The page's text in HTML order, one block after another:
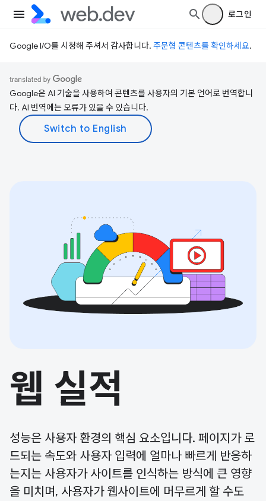
로그인
Google I/O를 시청해 주셔서 감사합니다. 주문형 콘텐츠를 확인하세요.
Google은 AI 기술을 사용하여 콘텐츠를 사용자의 기본 언어로 번역합니
다. AI 번역에는 오류가 있을 수 있습니다.
웹 실적
성능은 사용자 환경의 핵심 요소입니다. 페이지가 로
드되는 속도와 사용자 입력에 얼마나 빠르게 반응하
는지는 사용자가 사이트를 인식하는 방식에 큰 영향
을 미치며, 사용자가 웹사이트에 머무르게 할 수도